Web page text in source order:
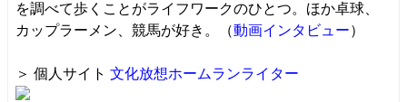
を調べて歩くことがライフワークのひとつ。ほか卓球、
カップラーメン、競馬が好き。（動画インタビュー）
＞ 個人サイト 文化放想ホームランライター